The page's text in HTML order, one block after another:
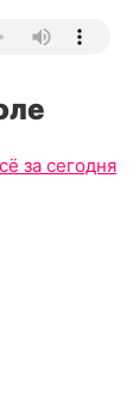
за сегодня